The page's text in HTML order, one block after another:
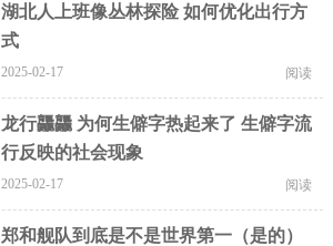
湖北人上班像丛林探险 如何优化出行方
式
2025-02-17 阅读
龙行龘龘 为何生僻字热起来了 生僻字流
行反映的社会现象
2025-02-17 阅读
郑和舰队到底是不是世界第一（是的）